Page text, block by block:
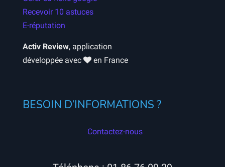
Recevoir 10 astuces
E-réputation
Activ Review, application
développée avec
en France
BESOIN D’INFORMATIONS ?
Contactez-nous